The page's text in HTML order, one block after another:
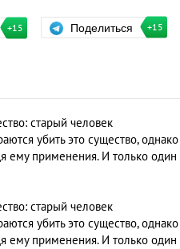
+15 Поделиться +15
старый человек
убить это существо, однако
ему применения. И только один
старый человек
убить это существо, однако
ему применения. И только один